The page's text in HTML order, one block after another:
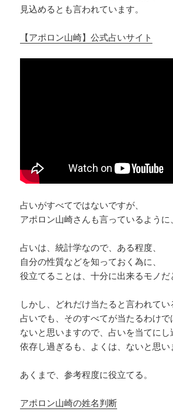
見込めるとも言われています。
【アポロン山崎】公式占いサイト
占いがすべてではないですが、
アポロン山崎さんも言っているように、
占いは、統計学なので、ある程度、
自分の性質などを知っておく為に、
役立てることは、十分に出来るモノだ
しかし、どれだけ当たると言われてい
占いでも、そのすべてが当たるわけで
ないと思いますので、占いを当てにし
依存し過ぎるも、よくは、ないと思い
あくまで、参考程度に役立てる。
アポロン山崎の姓名判断